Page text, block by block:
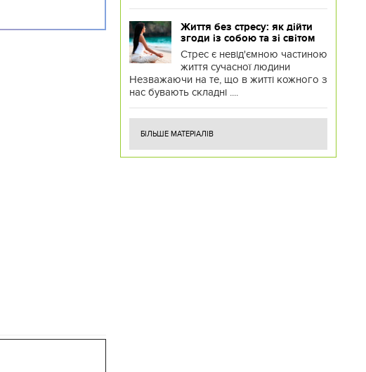
Життя без стресу: як дійти
згоди із собою та зі світом
Стрес є невід'ємною частиною
життя сучасної людини
Незважаючи на те, що в житті кожного з
нас бувають складні ....
БІЛЬШЕ МАТЕРІАЛІВ